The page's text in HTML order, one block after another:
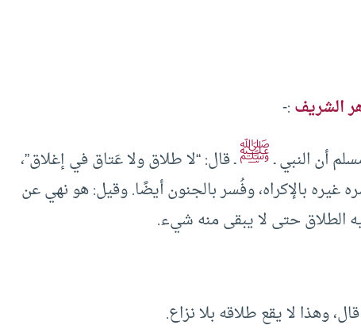
الشريف:-
أن النبي ـﷺـ قال: “لا طلاق ولا عَتاق في إغلاق”،
غيره بالإكراه، وفُسر بالجنون أيضًا. وقيل: هو نهي عن
الطلاق حتى لا يبقى منه شيء.
وهذا لا يقع طلاقه بلا نزاع.